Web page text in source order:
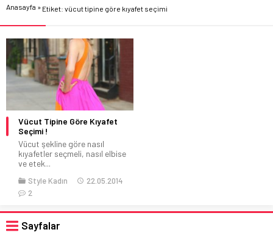
Anasayfa » Etiket: vücut tipine göre kıyafet seçimi
Vücut Tipine Göre Kıyafet
Seçimi !
Vücut şekline göre nasıl
kıyafetler seçmeli, nasıl elbise
ve etek...
Style Kadın
22.05.2014
2
Sayfalar